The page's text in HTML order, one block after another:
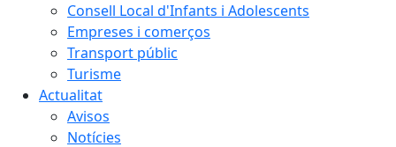
Consell Local d'Infants i Adolescents
Empreses i comerços
Transport públic
Turisme
Actualitat
Avisos
Notícies